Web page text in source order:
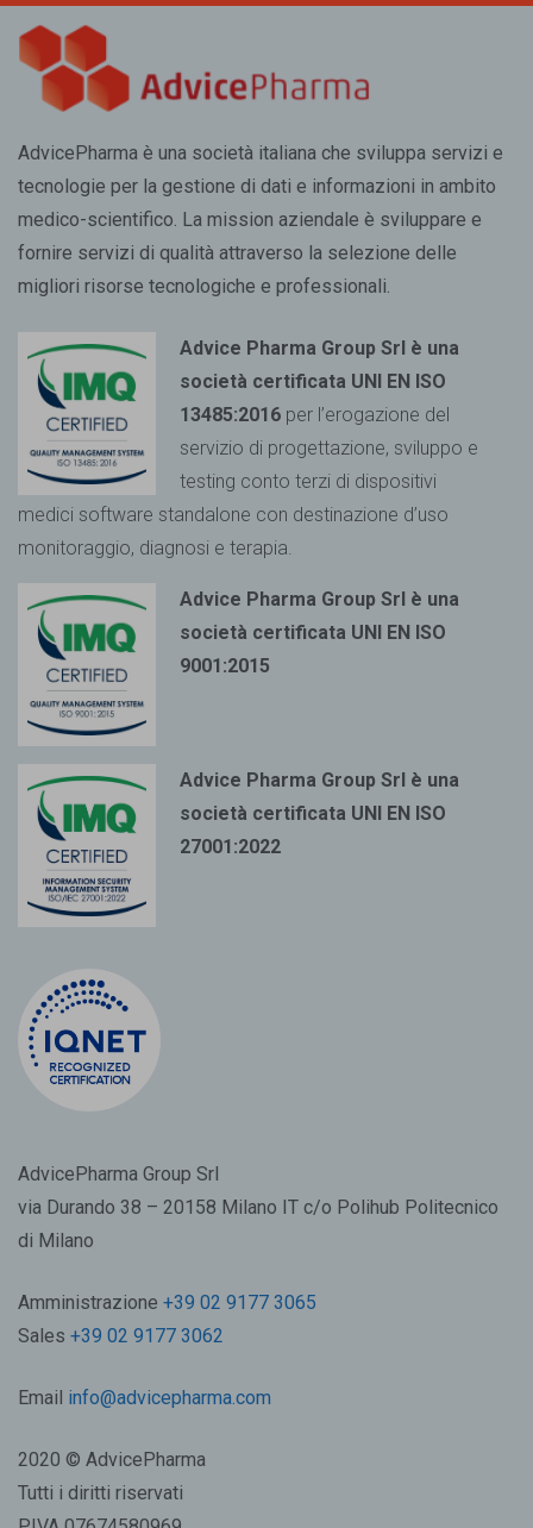
AdvicePharma è una società italiana che sviluppa servizi e
tecnologie per la gestione di dati e informazioni in ambito
medico-scientifico. La mission aziendale è sviluppare e
fornire servizi di qualità attraverso la selezione delle
migliori risorse tecnologiche e professionali.
Advice Pharma Group Srl è una
società certificata UNI EN ISO
13485:2016 per l’erogazione del
servizio di progettazione, sviluppo e
testing conto terzi di dispositivi
medici software standalone con destinazione d’uso
monitoraggio, diagnosi e terapia.
Advice Pharma Group Srl è una
società certificata UNI EN ISO
9001:2015
Advice Pharma Group Srl è una
società certificata UNI EN ISO
27001:2022
AdvicePharma Group Srl
via Durando 38 – 20158 Milano IT c/o Polihub Politecnico
di Milano
Amministrazione +39 02 9177 3065
Sales +39 02 9177 3062
Email info@advicepharma.com
2020 © AdvicePharma
Tutti i diritti riservati